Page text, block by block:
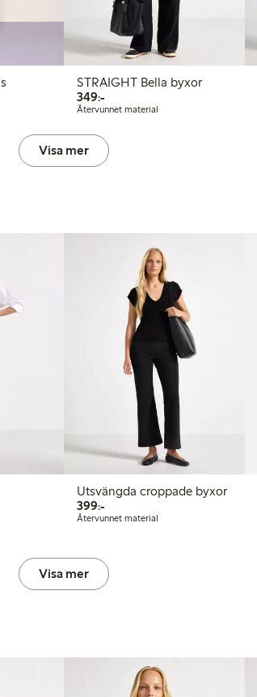
STRAIGHT Bella byxor
349:-349,00 kr
Återvunnet material
Visa mer
Utsvängda croppade byxor
399:-399,00 kr
Återvunnet material
Visa mer